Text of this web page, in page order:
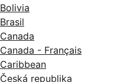
Bolivia
Brasil
Canada
Canada - Français
Caribbean
Česká republika